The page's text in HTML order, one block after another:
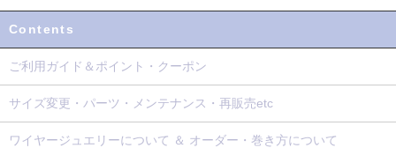
Contents
ご利用ガイド＆ポイント・クーポン
サイズ変更・パーツ・メンテナンス・再販売etc
ワイヤージュエリーについて ＆ オーダー・巻き方について